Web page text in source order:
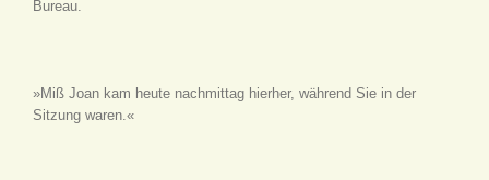
Bureau.
»Miß Joan kam heute nachmittag hierher, während Sie in der
Sitzung waren.«